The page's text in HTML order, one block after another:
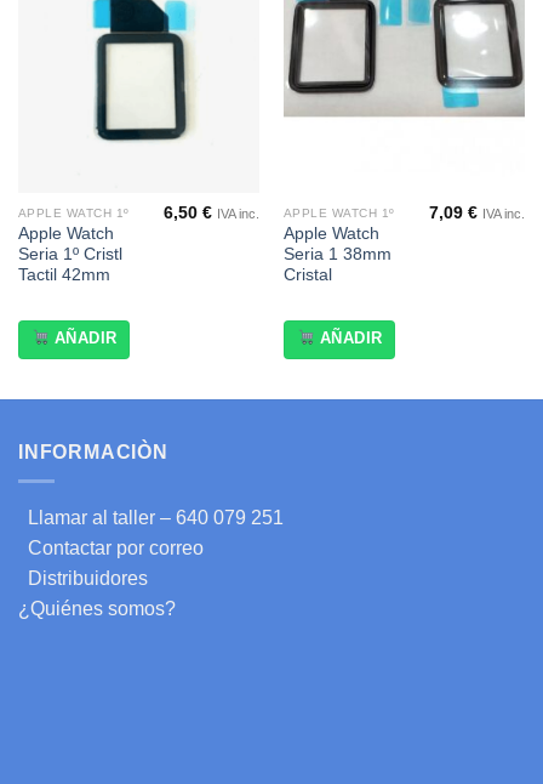
APPLE WATCH 1º
Apple Watch
Seria 1º Cristl
Tactil 42mm
6,50€ IVA inc.
AÑADIR
deseos
APPLE WATCH 1º
Apple Watch
Seria 1 38mm
Cristal
7,09€ IVA inc.
AÑADIR
INFORMACIÒN
Llamar al taller – 640 079 251
Contactar por correo
Distribuidores
¿Quiénes somos?